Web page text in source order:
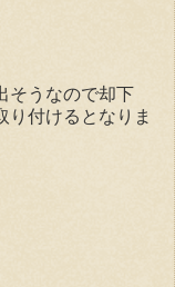
そうなので却下
り付けるとなりま